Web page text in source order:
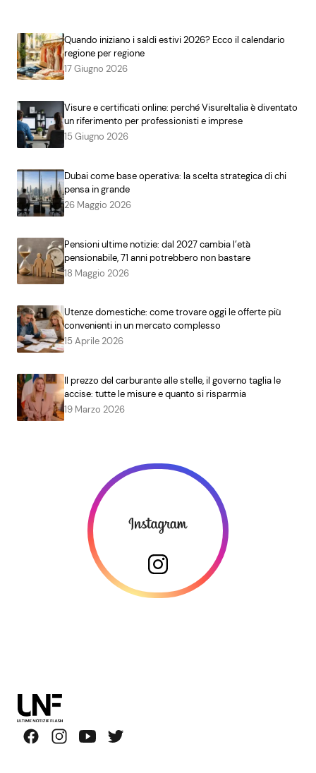
Quando iniziano i saldi estivi 2026? Ecco il calendario
regione per regione
17 Giugno 2026
Visure e certificati online: perché VisureItalia è diventato
un riferimento per professionisti e imprese
15 Giugno 2026
Dubai come base operativa: la scelta strategica di chi
pensa in grande
26 Maggio 2026
Pensioni ultime notizie: dal 2027 cambia l’età
pensionabile, 71 anni potrebbero non bastare
18 Maggio 2026
Utenze domestiche: come trovare oggi le offerte più
convenienti in un mercato complesso
15 Aprile 2026
Il prezzo del carburante alle stelle, il governo taglia le
accise: tutte le misure e quanto si risparmia
19 Marzo 2026